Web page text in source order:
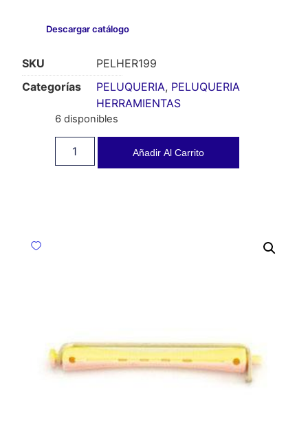
Descargar catálogo
SKU
PELHER199
Categorías
PELUQUERIA, PELUQUERIA
HERRAMIENTAS
6 disponibles
Añadir Al Carrito